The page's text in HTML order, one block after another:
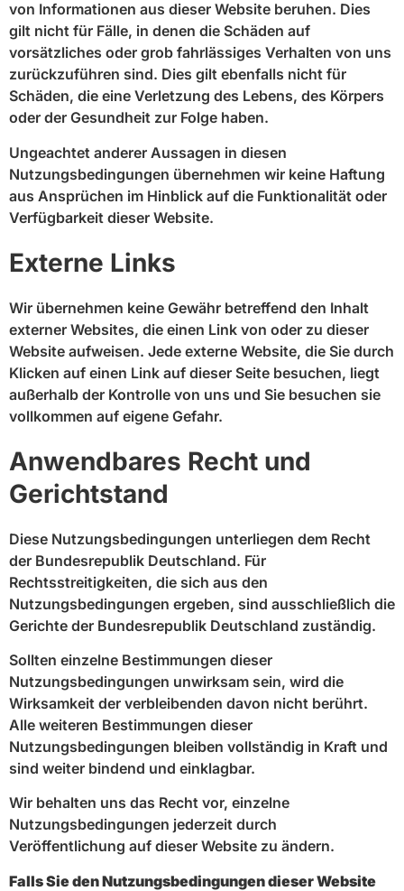
von Informationen aus dieser Website beruhen. Dies
gilt nicht für Fälle, in denen die Schäden auf
vorsätzliches oder grob fahrlässiges Verhalten von uns
zurückzuführen sind. Dies gilt ebenfalls nicht für
Schäden, die eine Verletzung des Lebens, des Körpers
oder der Gesundheit zur Folge haben.
Ungeachtet anderer Aussagen in diesen
Nutzungsbedingungen übernehmen wir keine Haftung
aus Ansprüchen im Hinblick auf die Funktionalität oder
Verfügbarkeit dieser Website.
Externe Links
Wir übernehmen keine Gewähr betreffend den Inhalt
externer Websites, die einen Link von oder zu dieser
Website aufweisen. Jede externe Website, die Sie durch
Klicken auf einen Link auf dieser Seite besuchen, liegt
außerhalb der Kontrolle von uns und Sie besuchen sie
vollkommen auf eigene Gefahr.
Anwendbares Recht und
Gerichtstand
Diese Nutzungsbedingungen unterliegen dem Recht
der Bundesrepublik Deutschland. Für
Rechtsstreitigkeiten, die sich aus den
Nutzungsbedingungen ergeben, sind ausschließlich die
Gerichte der Bundesrepublik Deutschland zuständig.
Sollten einzelne Bestimmungen dieser
Nutzungsbedingungen unwirksam sein, wird die
Wirksamkeit der verbleibenden davon nicht berührt.
Alle weiteren Bestimmungen dieser
Nutzungsbedingungen bleiben vollständig in Kraft und
sind weiter bindend und einklagbar.
Wir behalten uns das Recht vor, einzelne
Nutzungsbedingungen jederzeit durch
Veröffentlichung auf dieser Website zu ändern.
Falls Sie den Nutzungsbedingungen dieser Website